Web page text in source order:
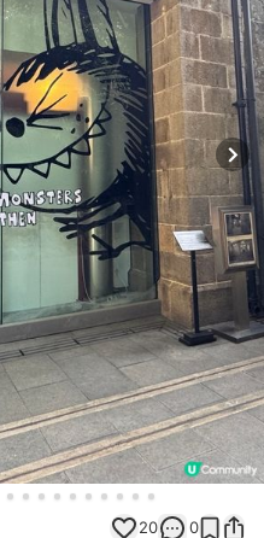
20 0